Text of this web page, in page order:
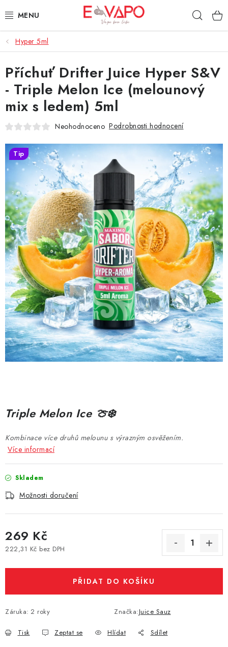
na
3D TISK
TIPY ZA DOBROU CENU
AROMATA A PŘÍCHUTĚ
BÁZE
E-LIQUIDY
E-CIGARETY
NIKOTINOVÉ SÁČKY
DÁRKOVÉ VOUCHERY
ATOMIZÉRY A CARTRIDGE
DIY
BATERIE A NABÍJEČKY
GRIPY & MODY
JEDNORÁZOVÉ A DOBÍJECÍ E-CIGARETY
PŘÍSLUŠENSTVÍ
ZNAČKY
Hyper 5ml
Triple Melon Ice 🍈❄️
Kombinace více druhů melounu s výrazným osvěžením.
Více informací
Skladem
Možnosti doručení
269 Kč
222,31 Kč bez DPH
PŘIDAT DO KOŠÍKU
Záruka: 2 roky Značka:Juice Sauz
Tisk Zeptat se Hlídat Sdílet
Příchuť Drifter Juice Hyper S&V
- Triple Melon Ice (melounový
mix s ledem) 5ml
Neohodnoceno Podrobnosti hodnocení
Tip